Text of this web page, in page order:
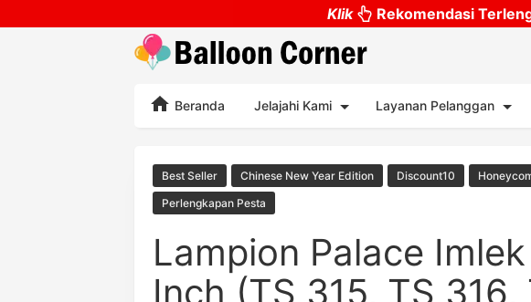
Klik Rekomendasi
Beranda Jelajahi Kami Layanan Pelanggan
Best Seller Chinese New Year Edition Discount10
Perlengkapan Pesta
Lampion Palace
Inch (TS 315, TS 316,